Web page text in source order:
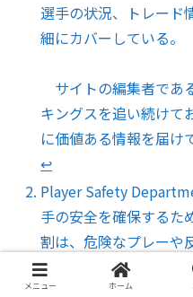
選手の状況、トレード
細にカバーしている。
サイトの編集者であ
キングスを追い続けて
に価値ある情報を届け
↩︎
Player Safety
手の安全を確保するた
割は、危険なプレーや
い、必要に応じて懲罰
メニュー ホーム